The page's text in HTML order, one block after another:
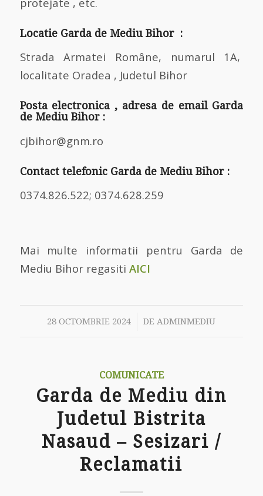
Locatie Garda de Mediu Bihor :
Strada Armatei Române, numarul 1A,
localitate Oradea , Judetul Bihor
Posta electronica , adresa de email Garda
de Mediu Bihor :
cjbihor@gnm.ro
Contact telefonic Garda de Mediu Bihor :
0374.826.522; 0374.628.259
Mai multe informatii pentru Garda de
Mediu Bihor regasiti AICI
28 OCTOMBRIE 2024
/ DEADMINMEDIU
COMUNICATE
Garda de Mediu din
Judetul Bistrita
Nasaud – Sesizari /
Reclamatii